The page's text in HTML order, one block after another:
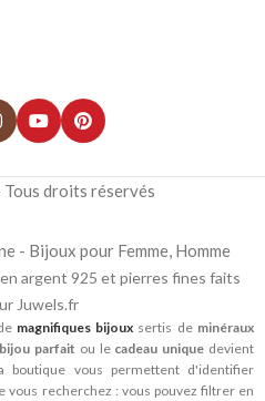
droits réservés
- Bijoux pour Femme, Homme
argent 925 et pierres fines faits
Juwels.fr
magnifiques bijoux sertis de minéraux
bijou parfait ou le cadeau unique devient
vous permettent d'identifier
vous recherchez : vous pouvez filtrer en